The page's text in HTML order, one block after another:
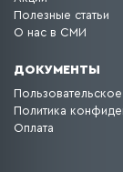
Полезные статьи
О нас в СМИ
ДОКУМЕНТЫ
Политика
Оплата